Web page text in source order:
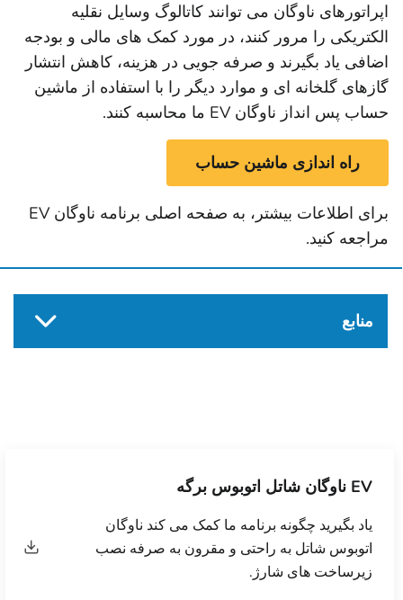
اپراتورهای ناوگان می توانند کاتالوگ وسایل نقلیه
الکتریکی را مرور کنند، در مورد کمک های مالی و بودجه
اضافی یاد بگیرند و صرفه جویی در هزینه، کاهش انتشار
گازهای گلخانه ای و موارد دیگر را با استفاده از ماشین
حساب پس انداز ناوگان EV ما محاسبه کنند.
راه اندازی ماشین حساب
برای اطلاعات بیشتر، به صفحه اصلی برنامه ناوگان EV
مراجعه کنید.
منابع
EV ناوگان شاتل اتوبوس برگه
یاد بگیرید چگونه برنامه ما کمک می کند ناوگان
اتوبوس شاتل به راحتی و مقرون به صرفه نصب
زیرساخت های شارژ.